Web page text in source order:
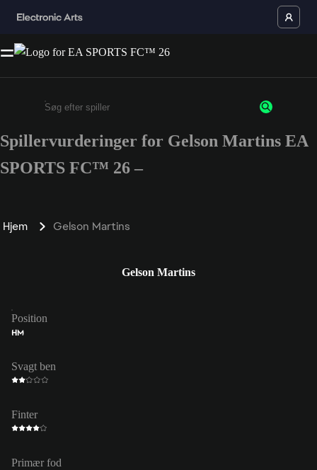
Enter a minimum of 3 characters or numbers
Spillervurderinger for Gelson Martins EA
SPORTS FC™ 26 –
Hjem Gelson Martins
Gelson Martins
Position
HM
Svagt ben
Finter
Primær fod